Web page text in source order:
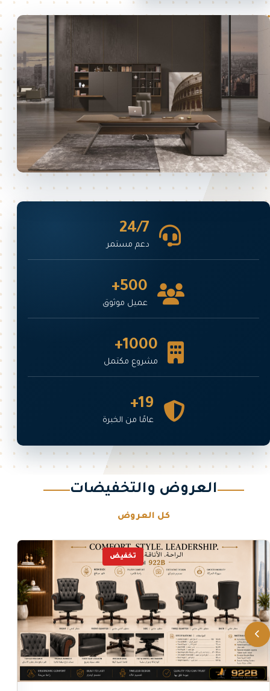
24/7
دعم مستمر
500+
عميل موثوق
1000+
مشروع مكتمل
19+
عامًا من الخبرة
العروض والتخفيضات
كل العروض
تخفيض